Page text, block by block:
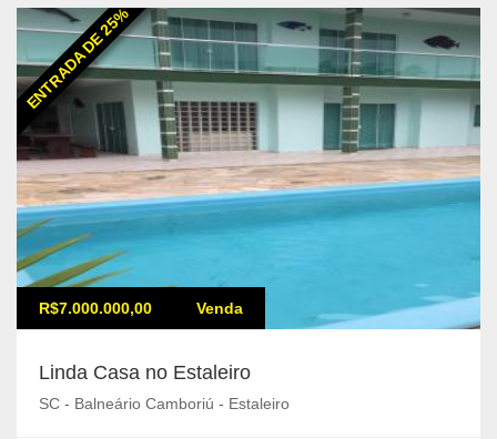
ENTRADA DE 25%
R$7.000.000,00 Venda
Linda Casa no Estaleiro
SC - Balneário Camboriú - Estaleiro